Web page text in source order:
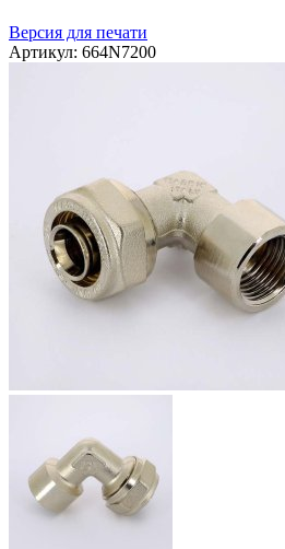
Версия для печати
Артикул: 664N7200